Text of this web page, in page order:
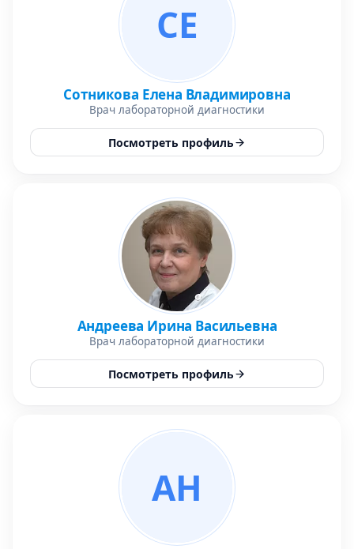
СЕ
Сотникова Елена Владимировна
Врач лабораторной диагностики
Посмотреть профиль
Андреева Ирина Васильевна
Врач лабораторной диагностики
Посмотреть профиль
АН